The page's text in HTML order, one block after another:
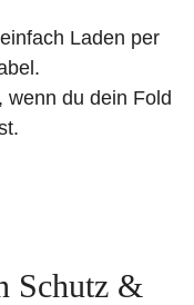
Laden per
wenn du dein Fold
Schutz &